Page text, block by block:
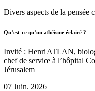
Divers aspects de la pensée
Qu’est-ce qu’un athéisme éclairé ?
Invité : Henri ATLAN,
chef de service à l’hôpital
Jérusalem
07 Juin. 2026